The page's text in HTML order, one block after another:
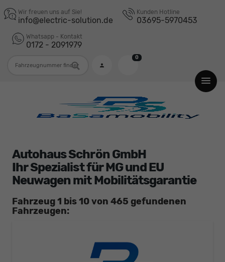
Wir freuen uns auf Sie!
info@electric-solution.de
Kunden Hotline
03695-5970453
Whatsapp - Kontakt
0172 - 2091979
0
Autohaus Schrön GmbH
Ihr Spezialist für MG und EU
Neuwagen mit Mobilitätsgarantie
Fahrzeug 1 bis 10 von 465 gefundenen
Fahrzeugen: